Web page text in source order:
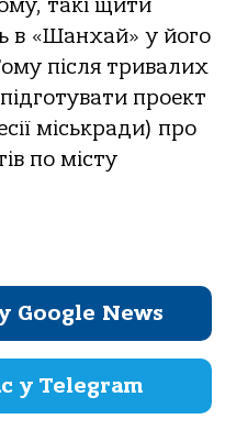
такі щити
в «Шанхай» у його
після тривалих
проект
міськради) про
по місту
Google News
у Telegram